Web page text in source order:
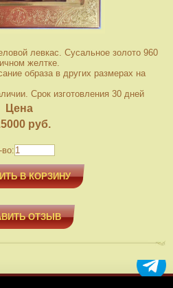
левкас. Сусальное золото 960
желтке.
образа в других размерах на
Срок изготовления 30 дней
Цена
руб.
во:
В КОРЗИНУ
ОТЗЫВ